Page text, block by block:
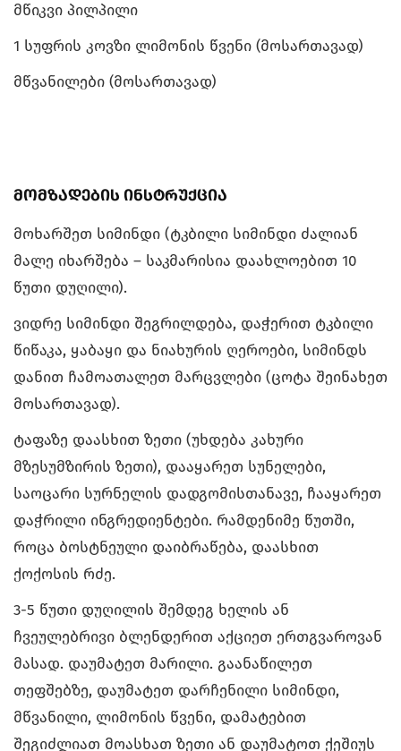
მწიკვი პილპილი
1 სუფრის კოვზი ლიმონის წვენი (მოსართავად)
მწვანილები (მოსართავად)
მომზადების ინსტრუქცია
მოხარშეთ სიმინდი (ტკბილი სიმინდი ძალიან
მალე იხარშება – საკმარისია დაახლოებით 10
წუთი დუღილი).
ვიდრე სიმინდი შეგრილდება, დაჭერით ტკბილი
წიწაკა, ყაბაყი და ნიახურის ღეროები, სიმინდს
დანით ჩამოათალეთ მარცვლები (ცოტა შეინახეთ
მოსართავად).
ტაფაზე დაასხით ზეთი (უხდება კახური
მზესუმზირის ზეთი), დააყარეთ სუნელები,
საოცარი სურნელის დადგომისთანავე, ჩააყარეთ
დაჭრილი ინგრედიენტები. რამდენიმე წუთში,
როცა ბოსტნეული დაიბრაწება, დაასხით
ქოქოსის რძე.
3-5 წუთი დუღილის შემდეგ ხელის ან
ჩვეულებრივი ბლენდერით აქციეთ ერთგვაროვან
მასად. დაუმატეთ მარილი. გაანაწილეთ
თეფშებზე, დაუმატეთ დარჩენილი სიმინდი,
მწვანილი, ლიმონის წვენი, დამატებით
შეგიძლიათ მოასხათ ზეთი ან დაუმატოთ ქეშიუს